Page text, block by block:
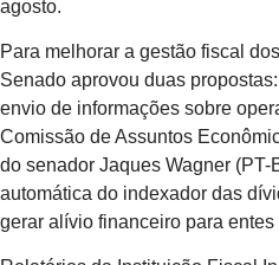
agosto.
Para melhorar a gestão fiscal
Senado aprovou duas
envio de informações sobre
Comissão de Assuntos
do senador Jaques Wagner
automática do indexador das
gerar alívio financeiro para